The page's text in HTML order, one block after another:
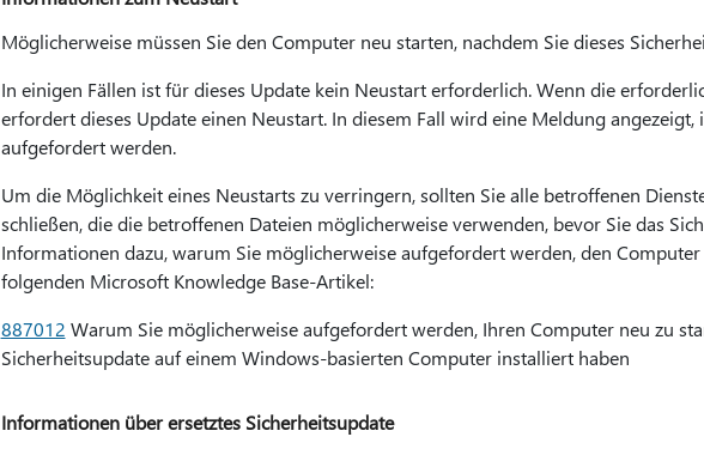
Möglicherweise müssen Sie den Computer neu starten, nachdem Sie dieses
In einigen Fällen ist für dieses Update kein Neustart erforderlich. Wenn die
erfordert dieses Update einen Neustart. In diesem Fall wird eine Meldung angezeigt,
aufgefordert werden.
Um die Möglichkeit eines Neustarts zu verringern, sollten Sie alle betroffenen
schließen, die die betroffenen Dateien möglicherweise verwenden, bevor Sie das
Informationen dazu, warum Sie möglicherweise aufgefordert werden, den
folgenden Microsoft Knowledge Base-Artikel:
887012 Warum Sie möglicherweise aufgefordert werden, Ihren Computer neu zu
Sicherheitsupdate auf einem Windows-basierten Computer installiert haben
Informationen über ersetztes Sicherheitsupdate